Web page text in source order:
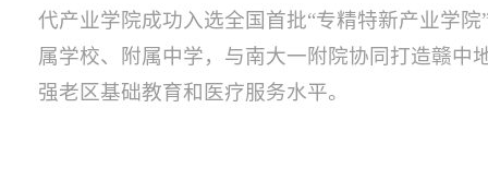
代产业学院成功入选全国首批“专精特新产业学
属学校、附属中学，与南大一附院协同打造赣中
强老区基础教育和医疗服务水平。